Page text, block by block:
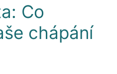
Co
chápání